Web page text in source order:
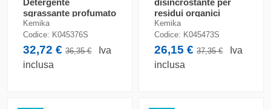
Detergente
sgrassante profumato
al limone (tanica da 5
kg)
Kemika
Codice: K045376S
32,72 €36,35 €
Iva
inclusa
disincrostante per
residui organici
(tanica da 5 kg)
Kemika
Codice: K045473S
26,15 €37,35 €
Iva
inclusa